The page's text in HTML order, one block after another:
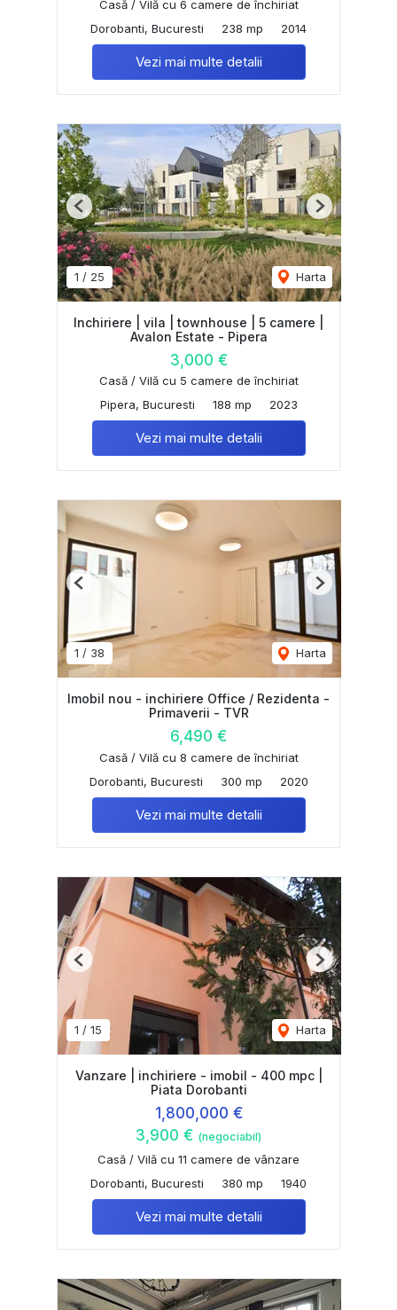
Casă / Vilă cu 6 camere de închiriat
Dorobanti, Bucuresti
238 mp 2014
Vezi mai multe detalii
1 / 25 Harta
Previous Next
Inchiriere | vila | townhouse | 5 camere |
Avalon Estate - Pipera
3,000 €
Casă / Vilă cu 5 camere de închiriat
Pipera, Bucuresti
188 mp 2023
Vezi mai multe detalii
1 / 38 Harta
Previous Next
Imobil nou - inchiriere Office / Rezidenta -
Primaverii - TVR
6,490 €
Casă / Vilă cu 8 camere de închiriat
Dorobanti, Bucuresti
300 mp 2020
Vezi mai multe detalii
1 / 15 Harta
Previous Next
Vanzare | inchiriere - imobil - 400 mpc |
Piata Dorobanti
1,800,000 €
3,900 € (negociabil)
Casă / Vilă cu 11 camere de vânzare
Dorobanti, Bucuresti
380 mp 1940
Vezi mai multe detalii